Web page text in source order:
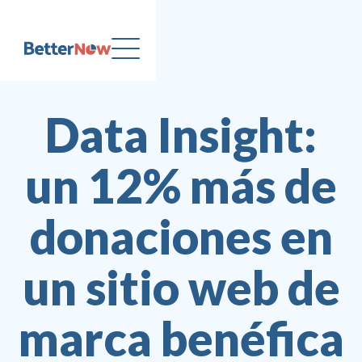
Data Insight:
un 12% más de
donaciones en
un sitio web de
marca benéfica